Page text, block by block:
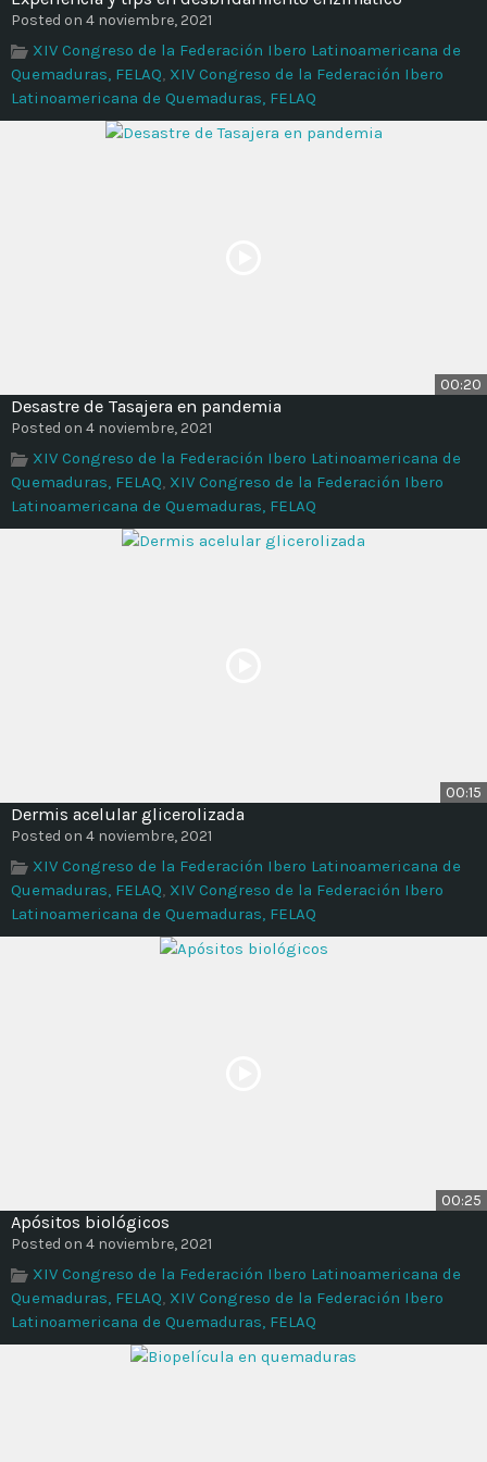
Time
Posted on 4 noviembre, 2021
XIV Congreso de la Federación Ibero Latinoamericana de
Quemaduras, FELAQ, XIV Congreso de la Federación Ibero
Latinoamericana de Quemaduras, FELAQ
00:20
Desastre de Tasajera en pandemia
Posted on 4 noviembre, 2021
XIV Congreso de la Federación Ibero Latinoamericana de
Quemaduras, FELAQ, XIV Congreso de la Federación Ibero
Latinoamericana de Quemaduras, FELAQ
00:15
Dermis acelular glicerolizada
Posted on 4 noviembre, 2021
XIV Congreso de la Federación Ibero Latinoamericana de
Quemaduras, FELAQ, XIV Congreso de la Federación Ibero
Latinoamericana de Quemaduras, FELAQ
00:25
Apósitos biológicos
Posted on 4 noviembre, 2021
XIV Congreso de la Federación Ibero Latinoamericana de
Quemaduras, FELAQ, XIV Congreso de la Federación Ibero
Latinoamericana de Quemaduras, FELAQ